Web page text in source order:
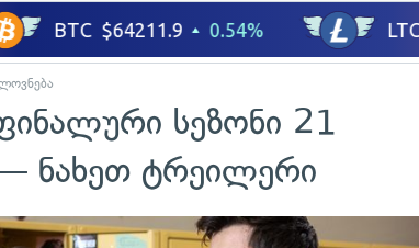
სეზონი 21
— ნახეთ ტრეილერი